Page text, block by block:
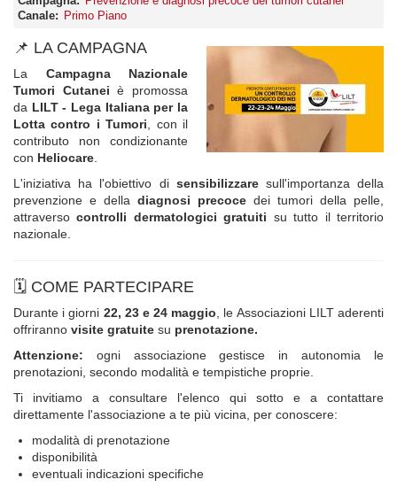
Canale
Primo Piano
📌 LA CAMPAGNA
La Campagna Nazionale
Tumori Cutanei è promossa
da LILT - Lega Italiana per la
Lotta contro i Tumori , con il
contributo non condizionante
con Heliocare
L'iniziativa ha l'obiettivo di sensibilizzaresull'importanza della
prevenzione e della diagnosi precoce dei tumori della pelle,
attraversocontrolli dermatologici gratuiti su tutto il territorio
nazionale.
🗓️ COME PARTECIPARE
Durante i giorni 22, 23 e 24 maggio , le Associazioni LILT aderenti
offriranno visite gratuite su prenotazione.
Attenzione: ogni associazione gestisce in autonomia le
prenotazioni, secondo modalità e tempistiche proprie.
Ti invitiamo a consultare l'elenco qui sotto e a contattare
direttamente l'associazione a te più vicina, per conoscere:
modalità di prenotazione
disponibilità
eventuali indicazioni specifiche